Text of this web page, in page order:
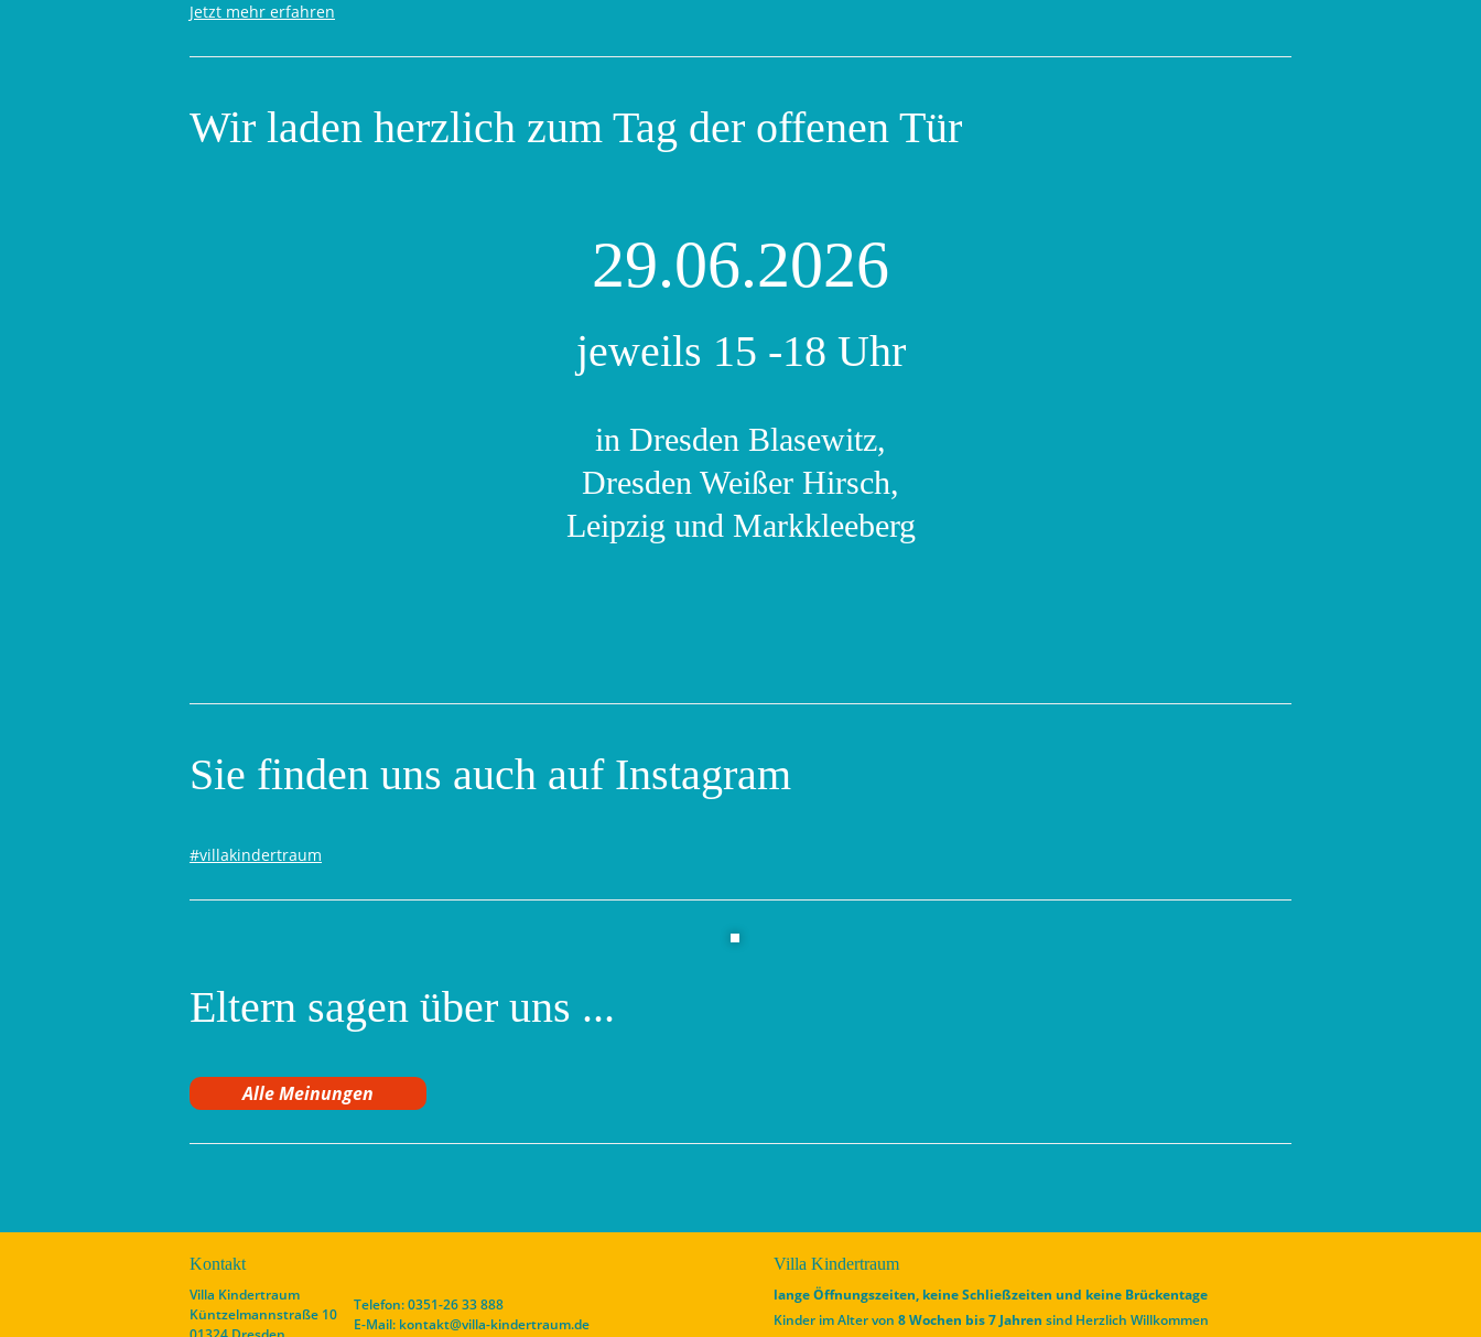
Jetzt mehr erfahren
Wir laden herzlich zum Tag der offenen Tür
29.06.2026
jeweils 15 -18 Uhr
in Dresden Blasewitz,
Dresden Weißer Hirsch,
Leipzig und Markkleeberg
Sie finden uns auch auf Instagram
#villakindertraum
Eltern sagen über uns ...
Alle Meinungen
Kontakt
Villa Kindertraum
Küntzelmannstraße 10
Telefon: 0351-26 33 888
E-Mail: kontakt@villa-kindertraum.de
Villa Kindertraum
lange Öffnungszeiten, keine Schließzeiten und keine Brückentage
Kinder im Alter von8 Wochen bis 7 Jahren sind Herzlich Willkommen